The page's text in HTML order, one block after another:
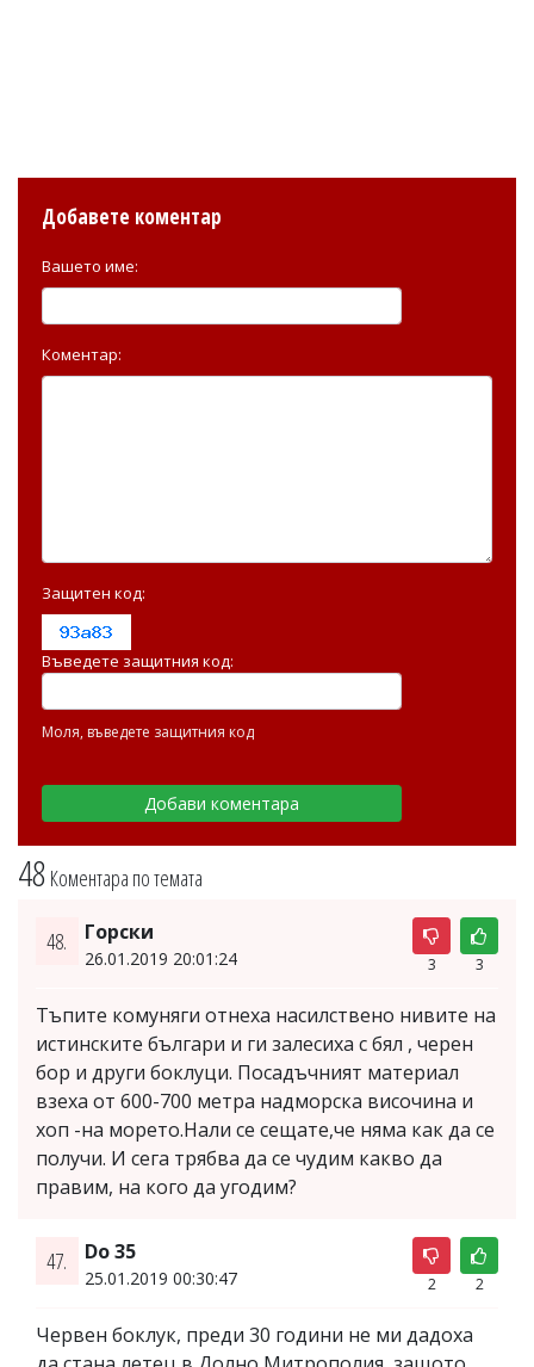
48 Коментара по темата
48. Горски
26.01.2019 20:01:24 3 3
Тъпите комуняги отнеха насилствено нивите на
истинските българи и ги залесиха с бял , черен
бор и други боклуци. Посадъчният материал
взеха от 600-700 метра надморска височина и
хоп -на морето.Нали се сещате,че няма как да се
получи. И сега трябва да се чудим какво да
правим, на кого да угодим?
47. Do 35
25.01.2019 00:30:47 2 2
Червен боклук, преди 30 години не ми дадоха
Добавете коментар
Вашето име:
Коментар:
Защитен код:
Въведете защитния код:
Моля, въведете защитния код